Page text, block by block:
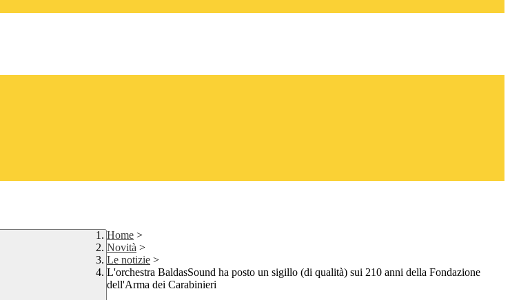
Home >
Novità >
Le notizie >
L'orchestra BaldasSound ha posto un sigillo (di qualità) sui 210 anni della Fondazione
dell'Arma dei Carabinieri